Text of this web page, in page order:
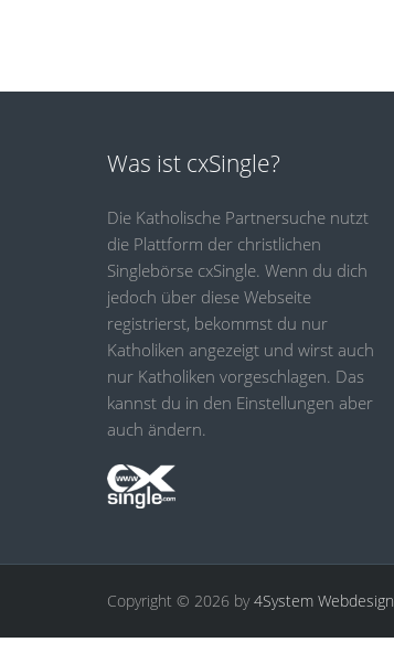
Was ist cxSingle?
Die Katholische Partnersuche nutzt
die Plattform der christlichen
Singlebörse cxSingle. Wenn du dich
jedoch über diese Webseite
registrierst, bekommst du nur
Katholiken angezeigt und wirst auch
nur Katholiken vorgeschlagen. Das
kannst du in den Einstellungen aber
auch ändern.
Copyright © 2026 by4System Webdesign